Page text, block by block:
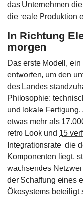
das Unternehmen
die reale Produktion
In Richtung
morgen
Das erste Modell,
entworfen, um den
des Landes
Philosophie:
und lokale
etwas mehr als
retro Look und 15
Integrationsrate, die
Komponenten liegt,
wachsendes
der Schaffung eines
Ökosystems beteiligt